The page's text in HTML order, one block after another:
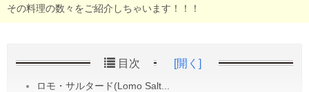
その料理の数々をご紹介しちゃいます！！！
目次 [開く]
ロモ・サルタード(Lomo Salt...